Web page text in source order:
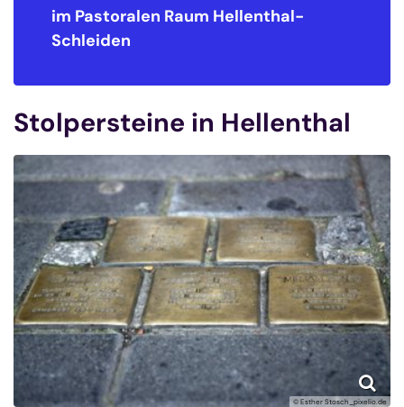
Hellenthal-
im Pastoralen
Stolpersteine in Hellenthal
© Esther Stosch_pixelio.de